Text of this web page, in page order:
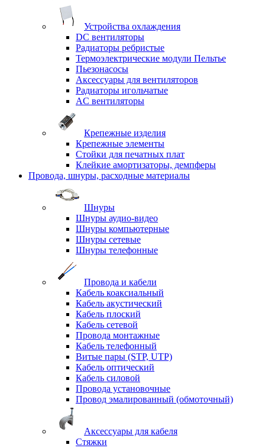
Устройства охлаждения
DC вентиляторы
Радиаторы ребристые
Термоэлектрические модули Пельтье
Пьезонасосы
Аксессуары для вентиляторов
Радиаторы игольчатые
AC вентиляторы
Крепежные изделия
Крепежные элементы
Стойки для печатных плат
Клейкие амортизаторы, демпферы
Провода, шнуры, расходные материалы
Шнуры
Шнуры аудио-видео
Шнуры компьютерные
Шнуры сетевые
Шнуры телефонные
Провода и кабели
Кабель коаксиальный
Кабель акустический
Кабель плоский
Кабель сетевой
Провода монтажные
Кабель телефонный
Витые пары (STP, UTP)
Кабель оптический
Кабель силовой
Провода установочные
Провод эмалированный (обмоточный)
Аксессуары для кабеля
Стяжки